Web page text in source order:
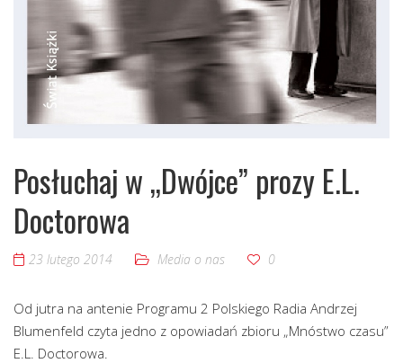
Posłuchaj w „Dwójce” prozy E.L.
Doctorowa
23 lutego 2014 Media o nas 0
Od jutra na antenie Programu 2 Polskiego Radia Andrzej
Blumenfeld czyta jedno z opowiadań zbioru „Mnóstwo czasu”
E.L. Doctorowa.